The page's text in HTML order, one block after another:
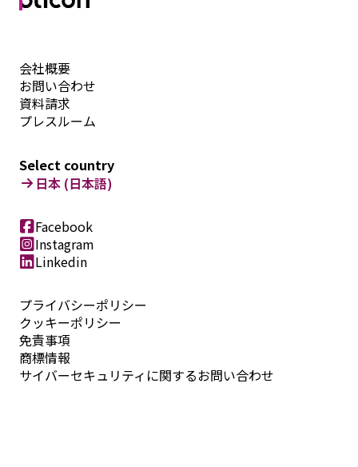
会社概要
お問い合わせ
資料請求
プレスルーム
プライバシーポリシー
クッキーポリシー
免責事項
商標情報
サイバーセキュリティに関するお問い合わせ
Select country
日本 (日本語)
Facebook
Instagram
Linkedin